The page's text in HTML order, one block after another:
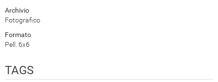
Archivio
Fotografico
Formato
Pell. 6x6
TAGS